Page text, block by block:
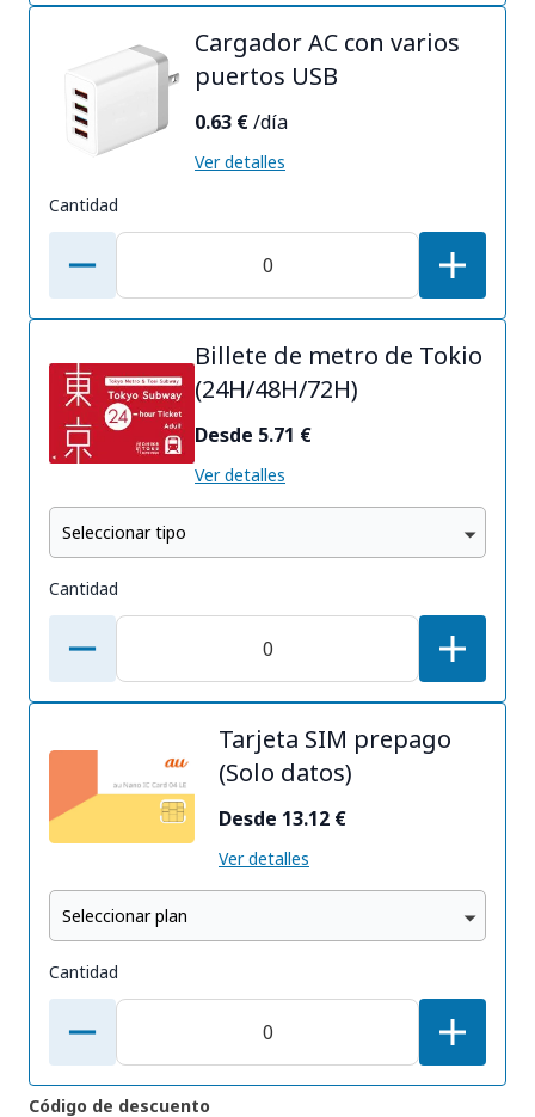
Cargador AC con varios
puertos USB
0.63 €/día
Ver detalles
Cantidad
Billete de metro de Tokio
(24H/48H/72H)
Desde 5.71 €
Ver detalles
Seleccionar tipo
Cantidad
Tarjeta SIM prepago
(Solo datos)
Desde 13.12 €
Ver detalles
Seleccionar plan
Cantidad
Código de descuento